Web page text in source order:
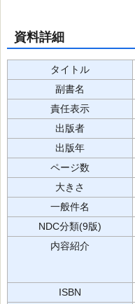
資料詳細
タイトル
副書名
責任表示
出版者
出版年
ページ数
大きさ
一般件名
NDC分類(9版)
内容紹介
ISBN